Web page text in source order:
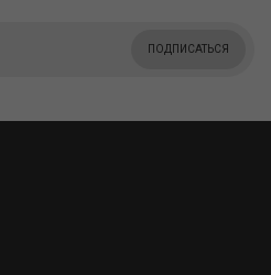
ПОДПИСАТЬСЯ